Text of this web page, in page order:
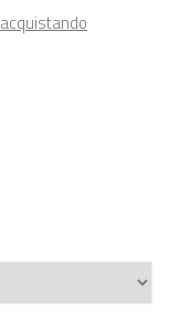
acquistando